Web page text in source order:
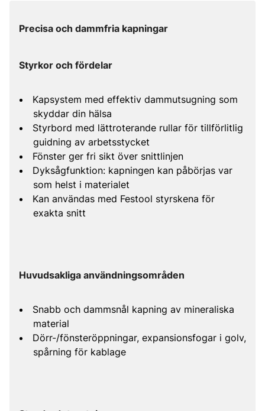
Precisa och dammfria kapningar
Styrkor och fördelar
Kapsystem med effektiv dammutsugning som
skyddar din hälsa
Styrbord med lättroterande rullar för tillförlitlig
guidning av arbetsstycket
Fönster ger fri sikt över snittlinjen
Dyksågfunktion: kapningen kan påbörjas var
som helst i materialet
Kan användas med Festool styrskena för
exakta snitt
Huvudsakliga användningsområden
Snabb och dammsnål kapning av mineraliska
material
Dörr-/fönsteröppningar, expansionsfogar i golv,
spårning för kablage